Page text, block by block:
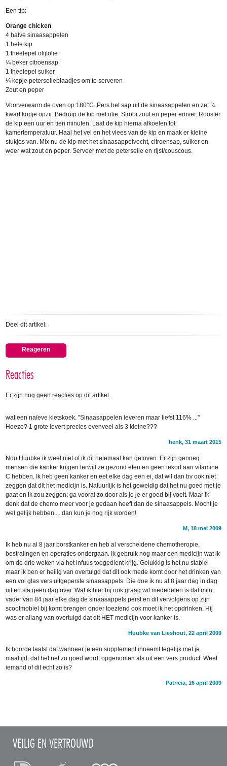
Een tip:
Orange chicken
4 halve sinaasappelen
1 hele kip
1 theelepel olijfolie
¼ beker citroensap
1 theelepel suiker
¼ kopje peterselieblaadjes om te serveren
Zout en peper
Voorverwarm de oven op 180°C. Pers het sap uit de sinaasappelen en zet ¾
kwart kopje opzij. Bedruip de kip met olie. Strooi zout en peper erover. Rooster
de kip een uur en tien minuten. Laat de kip hierna afkoelen tot
kamertemperatuur. Haal het vel en het vlees van de kip en maak er kleine
stukjes van. Mix nu de kip met het sinaasappelvocht, citroensap, suiker en
weer wat zout en peper. Serveer met de peterselie en rijst/couscous.
Deel dit artikel:
Reageren
Reacties
Er zijn nog geen reacties op dit artikel.
wat een naïeve kletskoek. "Sinaasappelen leveren maar liefst 116% ..."
Hoezo? 1 grote levert precies evenveel als 3 kleine???
henk, 31 maart 2015
Nou Huubke ik weet niet of ik dit helemaal kan geloven. Er zijn genoeg
mensen die kanker krijgen terwijl ze gezond eten en geen tekort aan vitamine
C hebben. Ik heb geen kanker en eet elke dag een ei, dat wil dan bv ook niet
zeggen dat dit het medicijn is. Natuurlijk is het geweldig dat het nu goed met je
gaat en ik zou zeggen: ga vooral zo door als je je er goed bij voelt. Maar ik
denk dat de chemo meer voor je gedaan heeft dan de sinaasappels. Mocht je
wel gelijk hebben.... dan kun je nog rijk worden!
M, 18 mei 2009
Ik heb nu al 8 jaar borstkanker en heb al verscheidene chemotheropie,
bestralingen en operaties ondergaan. Ik gebruik nog maar een medicijn wat ik
om de drie weken via het infuus toegedient krijg. Gelukkig is het nu stabiel
maar ik ben er heilig van overtuigd dat dit ook mede komt door het drinken van
een vol glas vers uitgeperste sinaasappels. Die doe ik nu al 8 jaar dag in dag
uit en sla geen dag over. Wat ik hier bij ook graag wil mededelen is dat mijn
vader van 84 jaar elke dag de sinaasappels perst en dit vervolgens op zijn
scootmobiel bij komt brengen onder toeziend ook moet ik het opdrinken. Hij
was er allang van overtuigd dat dit HET medicijn voor kanker is.
Huubke van Lieshout, 22 april 2009
Ik hoorde laatst dat wanneer je een supplement inneemt tegelijk met je
maaltijd, dat het net zo goed wordt opgenomen als uit een vers product. Weet
iemand of dit echt zo is?
Patricia, 16 april 2009
VEILIG EN VERTROUWD